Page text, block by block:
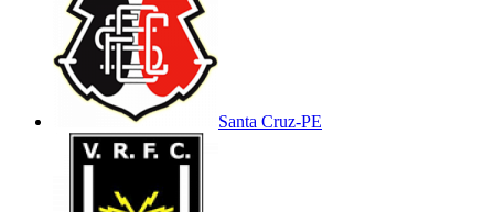
Santa Cruz-PE